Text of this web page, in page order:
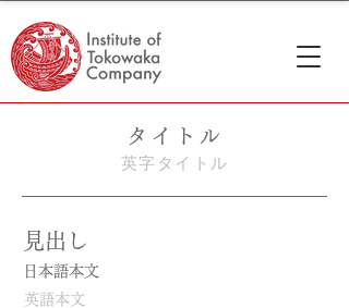
タイトル
英字タイトル
見出し
日本語本文
英語本文